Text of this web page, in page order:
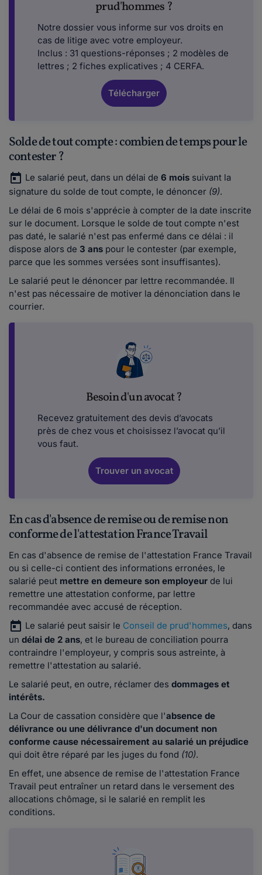
prud'hommes ?
Notre dossier vous informe sur vos droits en
cas de litige avec votre employeur.
Inclus : 31 questions-réponses ; 2 modèles de
lettres ; 2 fiches explicatives ; 4 CERFA.
Télécharger
Solde de tout compte : combien de temps pour le
contester ?
Le salarié peut, dans un délai de 6 mois suivant la
signature du solde de tout compte, le dénoncer (9).
Le délai de 6 mois s'apprécie à compter de la date inscrite
sur le document. Lorsque le solde de tout compte n'est
pas daté, le salarié n'est pas enfermé dans ce délai : il
dispose alors de 3 ans pour le contester (par exemple,
parce que les sommes versées sont insuffisantes).
Le salarié peut le dénoncer par lettre recommandée. Il
n'est pas nécessaire de motiver la dénonciation dans le
courrier.
Besoin d'un avocat ?
Recevez gratuitement des devis d’avocats
près de chez vous et choisissez l’avocat qu’il
vous faut.
Trouver un avocat
En cas d'absence de remise ou de remise non
conforme de l'attestation France Travail
En cas d'absence de remise de l'attestation France Travail
ou si celle-ci contient des informations erronées, le
salarié peut mettre en demeure son employeur de lui
remettre une attestation conforme, par lettre
recommandée avec accusé de réception.
Le salarié peut saisir le Conseil de prud'hommes, dans
un délai de 2 ans, et le bureau de conciliation pourra
contraindre l'employeur, y compris sous astreinte, à
remettre l'attestation au salarié.
Le salarié peut, en outre, réclamer des dommages et
intérêts.
La Cour de cassation considère que l'absence de
délivrance ou une délivrance d'un document non
conforme cause nécessairement au salarié un préjudice
qui doit être réparé par les juges du fond (10).
En effet, une absence de remise de l'attestation France
Travail peut entraîner un retard dans le versement des
allocations chômage, si le salarié en remplit les
conditions.